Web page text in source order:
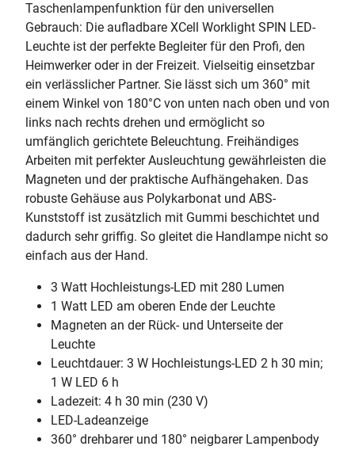
Taschenlampenfunktion für den universellen
Gebrauch: Die aufladbare XCell Worklight SPIN LED-
Leuchte ist der perfekte Begleiter für den Profi, den
Heimwerker oder in der Freizeit. Vielseitig einsetzbar 
ein verlässlicher Partner. Sie lässt sich um 360° mit
einem Winkel von 180°C von unten nach oben und von
links nach rechts drehen und ermöglicht so
umfänglich gerichtete Beleuchtung. Freihändiges
Arbeiten mit perfekter Ausleuchtung gewährleisten die
Magneten und der praktische Aufhängehaken. Das
robuste Gehäuse aus Polykarbonat und ABS-
Kunststoff ist zusätzlich mit Gummi beschichtet und
dadurch sehr griffig. So gleitet die Handlampe nicht so
einfach aus der Hand.
3 Watt Hochleistungs-LED mit 280 Lumen
1 Watt LED am oberen Ende der Leuchte
Magneten an der Rück- und Unterseite der
Leuchte
Leuchtdauer: 3 W Hochleistungs-LED 2 h 30 min;
1 W LED 6 h
Ladezeit: 4 h 30 min (230 V)
LED-Ladeanzeige
360° drehbarer und 180° neigbarer Lampenbody